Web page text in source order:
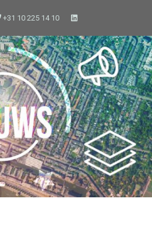
+31 10 225 14 10